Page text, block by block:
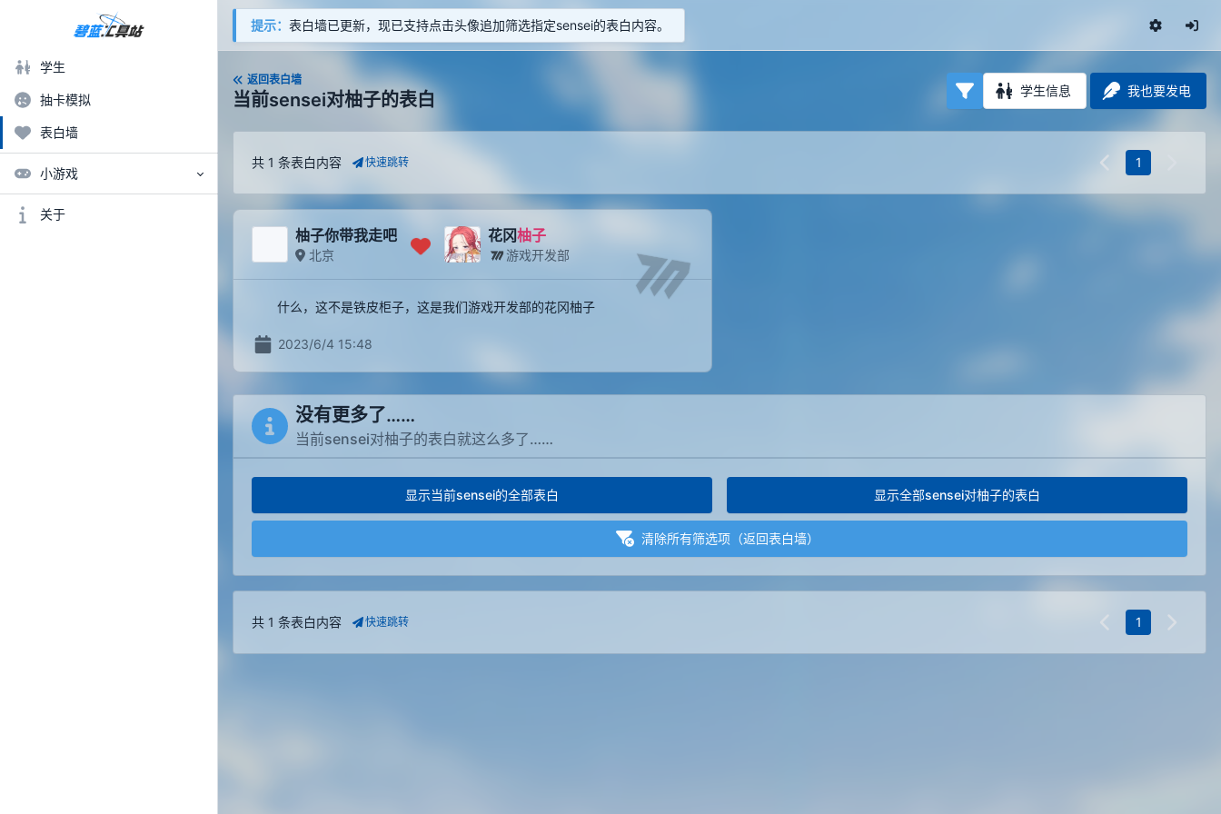
学生
抽卡模拟
表白墙
小游戏
关于
提示： 表白墙已更新，现已支持点击头像追加筛选指定sensei的表白内容。
返回表白墙
当前sensei对柚子的表白 学生信息 我也要发电
1
共 1 条表白内容 快速跳转
柚子你带我走吧
北京
花冈柚子
游戏开发部
什么，这不是铁皮柜子，这是我们游戏开发部的花冈柚子
2023/6/4 15:48
没有更多了……
当前sensei对柚子的表白就这么多了……
显示当前sensei的全部表白 显示全部sensei对柚子的表白
清除所有筛选项 （返回表白墙）
1
共 1 条表白内容 快速跳转